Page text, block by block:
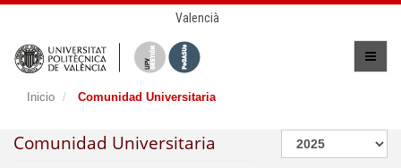
Valencià
Inicio Comunidad Universitaria
Comunidad Universitaria